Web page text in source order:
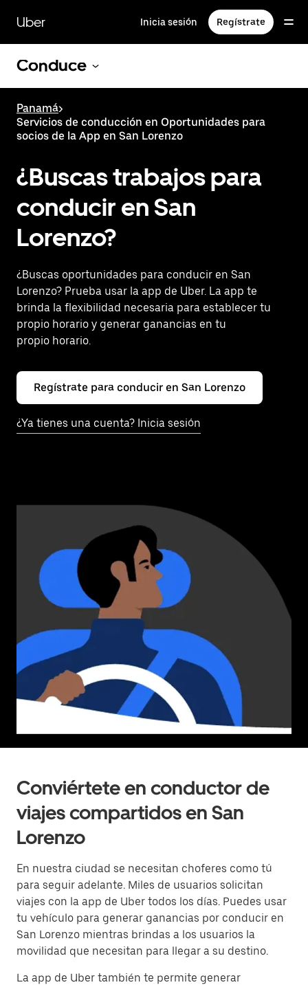
contenido
principal
Uber Inicia sesión Regístrate
Conduce
Panamá>
Servicios de conducción en Oportunidades para
socios de la App en San Lorenzo
¿Buscas trabajos para
conducir en San
Lorenzo?
¿Buscas oportunidades para conducir en San
Lorenzo? Prueba usar la app de Uber. La app te
brinda la flexibilidad necesaria para establecer tu
propio horario y generar ganancias en tu
propio horario.
Regístrate para conducir en San Lorenzo
¿Ya tienes una cuenta? Inicia sesión
Conviértete en conductor de
viajes compartidos en San
Lorenzo
En nuestra ciudad se necesitan choferes como tú
para seguir adelante. Miles de usuarios solicitan
viajes con la app de Uber todos los días. Puedes usar
tu vehículo para generar ganancias por conducir en
San Lorenzo mientras brindas a los usuarios la
movilidad que necesitan para llegar a su destino.
La app de Uber también te permite generar